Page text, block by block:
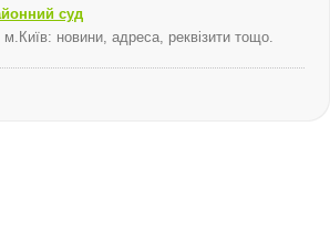
суд
новини, адреса, реквізити тощо.